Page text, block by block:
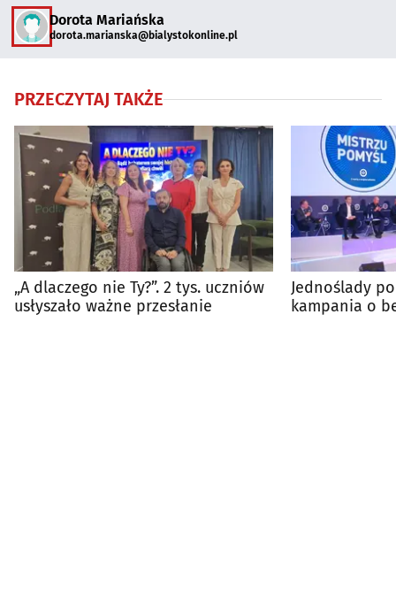
Dorota Mariańska
dorota.marianska@bialystokonline.pl
PRZECZYTAJ TAKŻE
„A dlaczego nie Ty?”. 2 tys. uczniów
usłyszało ważne przesłanie
Jednoślady
kampania o